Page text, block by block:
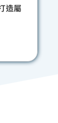
造屬